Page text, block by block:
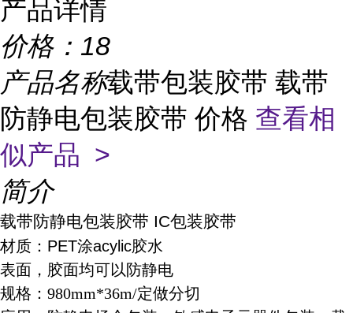
产品详情
价格： 18
产品名称载带包装胶带 载带
防静电包装胶带 价格 查看相
似产品 >
简介
载带防静电包装胶带 IC包装胶带
材质：PET涂acylic胶水
表面，胶面均可以防静电
规格：980mm*36m/定做分切